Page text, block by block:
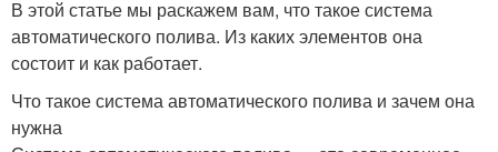
В этой статье мы раскажем вам, что такое система
автоматического полива. Из каких элементов она
состоит и как работает.
Что такое система автоматического полива и зачем она
нужна